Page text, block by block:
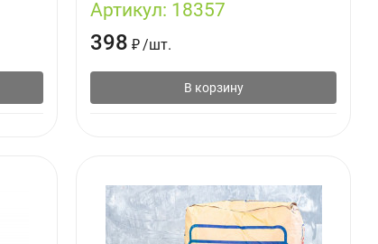
Артикул: 18357
398 ₽/шт.
В корзину